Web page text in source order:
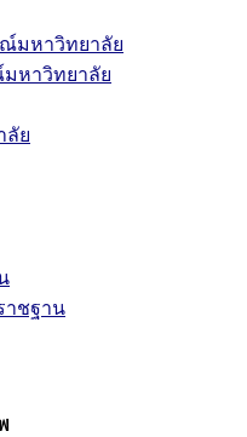
มหาวิทยาลัย
หาวิทยาลัย
ลัย
ชฐาน